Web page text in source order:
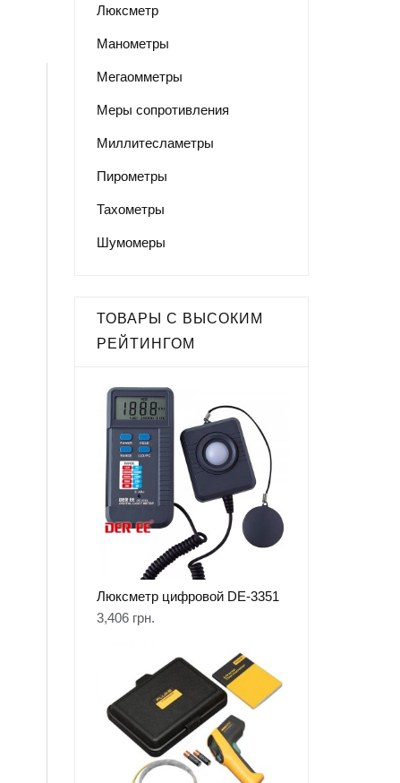
Люксметр
Манометры
Мегаомметры
Меры сопротивления
Миллитесламетры
Пирометры
Тахометры
Шумомеры
ТОВАРЫ С ВЫСОКИМ
РЕЙТИНГОМ
Люксметр цифровой DE-3351
3,406 грн.